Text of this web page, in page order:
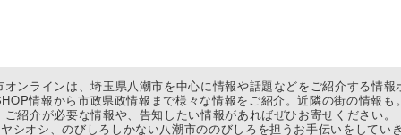
オンラインは、埼玉県八潮市を中心に情報や話題などをご紹介する情報
情報から市政県政情報まで様々な情報をご紹介。近隣の街の情報も。
ご紹介が必要な情報や、告知したい情報があればぜひお寄せください。
シオシ、のびしろしかない八潮市ののびしろを担うお手伝いをしてい